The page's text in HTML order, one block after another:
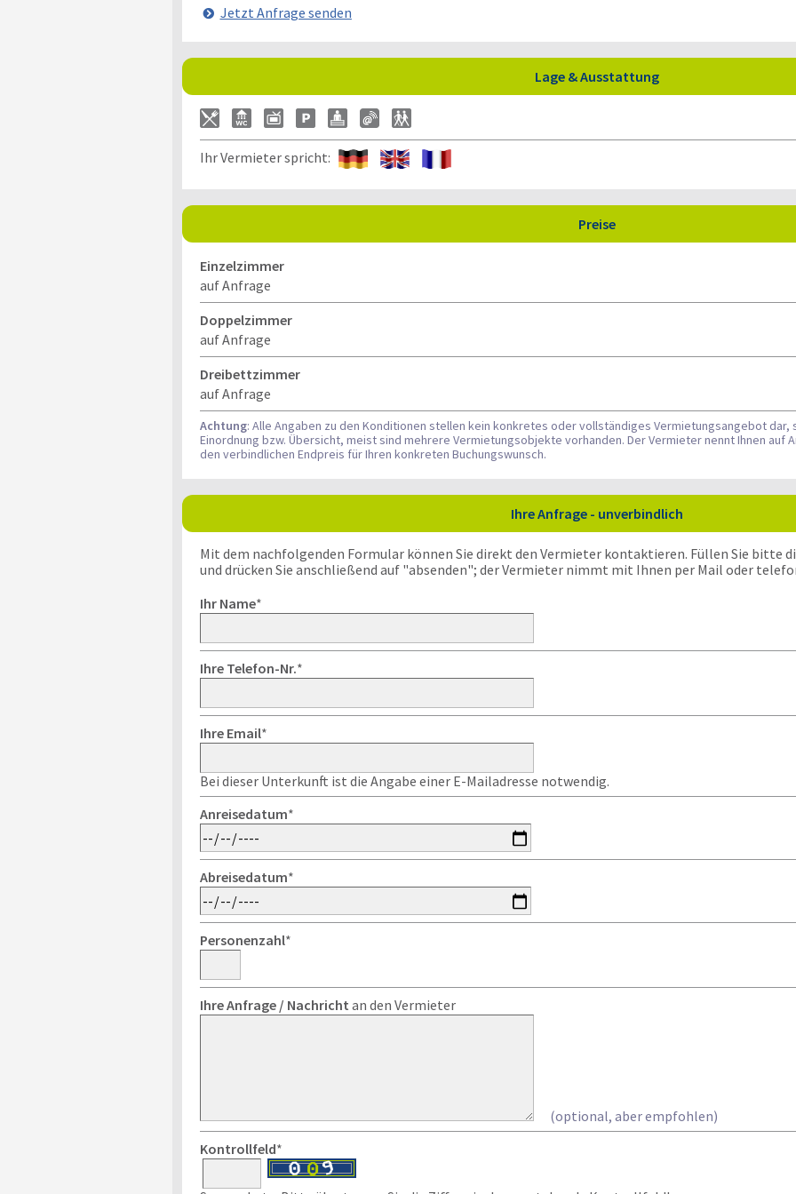
Jetzt Anfrage senden
Lage & Ausstattung
Ihr Vermieter spricht:
Preise
Einzelzimmer
auf Anfrage
Doppelzimmer
auf Anfrage
Dreibettzimmer
auf Anfrage
Achtung: Alle Angaben zu den Konditionen stellen kein konkretes oder vollständiges Vermietungsangebot
Einordnung bzw. Übersicht, meist sind mehrere Vermietungsobjekte vorhanden. Der Vermieter nennt Ihnen auf
den verbindlichen Endpreis für Ihren konkreten Buchungswunsch.
Ihre Anfrage - unverbindlich
Mit dem nachfolgenden Formular können Sie direkt den Vermieter kontaktieren. Füllen Sie bitte
und drücken Sie anschließend auf "absenden"; der Vermieter nimmt mit Ihnen per Mail oder
Ihr Name*
Ihre Telefon-Nr.*
Ihre Email*
Bei dieser Unterkunft ist die Angabe einer E-Mailadresse notwendig.
Anreisedatum*
Abreisedatum*
Personenzahl*
Ihre Anfrage / Nachricht an den Vermieter
(optional, aber empfohlen)
Kontrollfeld*